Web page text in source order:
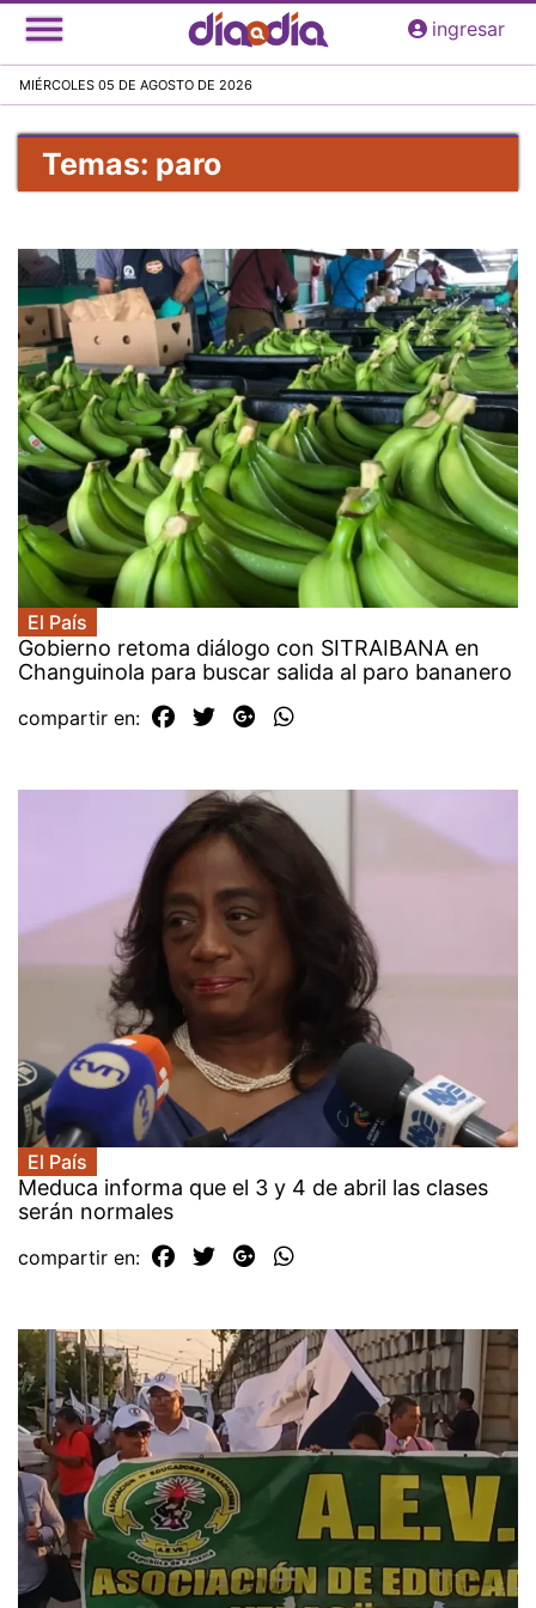
Pasar
al
principal
ingresar
MIÉRCOLES 05 DE AGOSTO DE 2026
Temas: paro
El País
Gobierno retoma diálogo con SITRAIBANA en
Changuinola para buscar salida al paro bananero
compartir en:
El País
Meduca informa que el 3 y 4 de abril las clases
serán normales
compartir en: